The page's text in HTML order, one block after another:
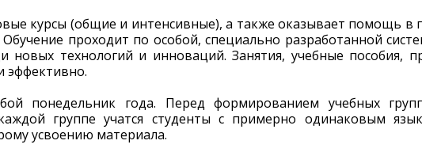
курсы (общие и интенсивные), а также оказывает помощь
проходит по особой, специально разработанной
технологий и инноваций. Занятия, учебные пособия,
эффективно.
понедельник года. Перед формированием учебных
группе учатся студенты с примерно одинаковым
усвоению материала.